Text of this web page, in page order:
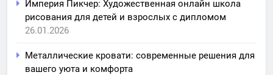
Империя Пикчер: Художественная онлайн школа
рисования для детей и взрослых с дипломом
26.01.2026
Металлические кровати: современные решения для
вашего уюта и комфорта